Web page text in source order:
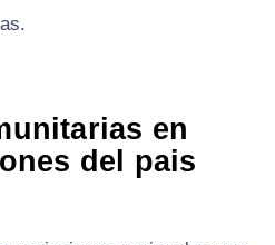
en
del pais